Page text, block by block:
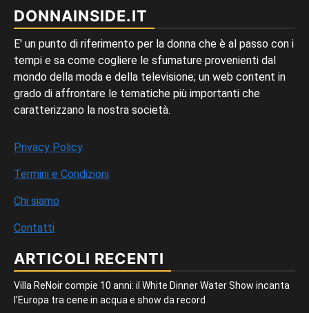
DONNAINSIDE.IT
E' un punto di riferimento per la donna che è al passo con i
tempi e sa come cogliere le sfumature provenienti dal
mondo della moda e della televisione; un web content in
grado di affrontare le tematiche più importanti che
caratterizzano la nostra società.
Privacy Policy
Termini e Condizioni
Chi siamo
Contatti
ARTICOLI RECENTI
Villa ReNoir compie 10 anni: il White Dinner Water Show incanta
l’Europa tra cene in acqua e show da record